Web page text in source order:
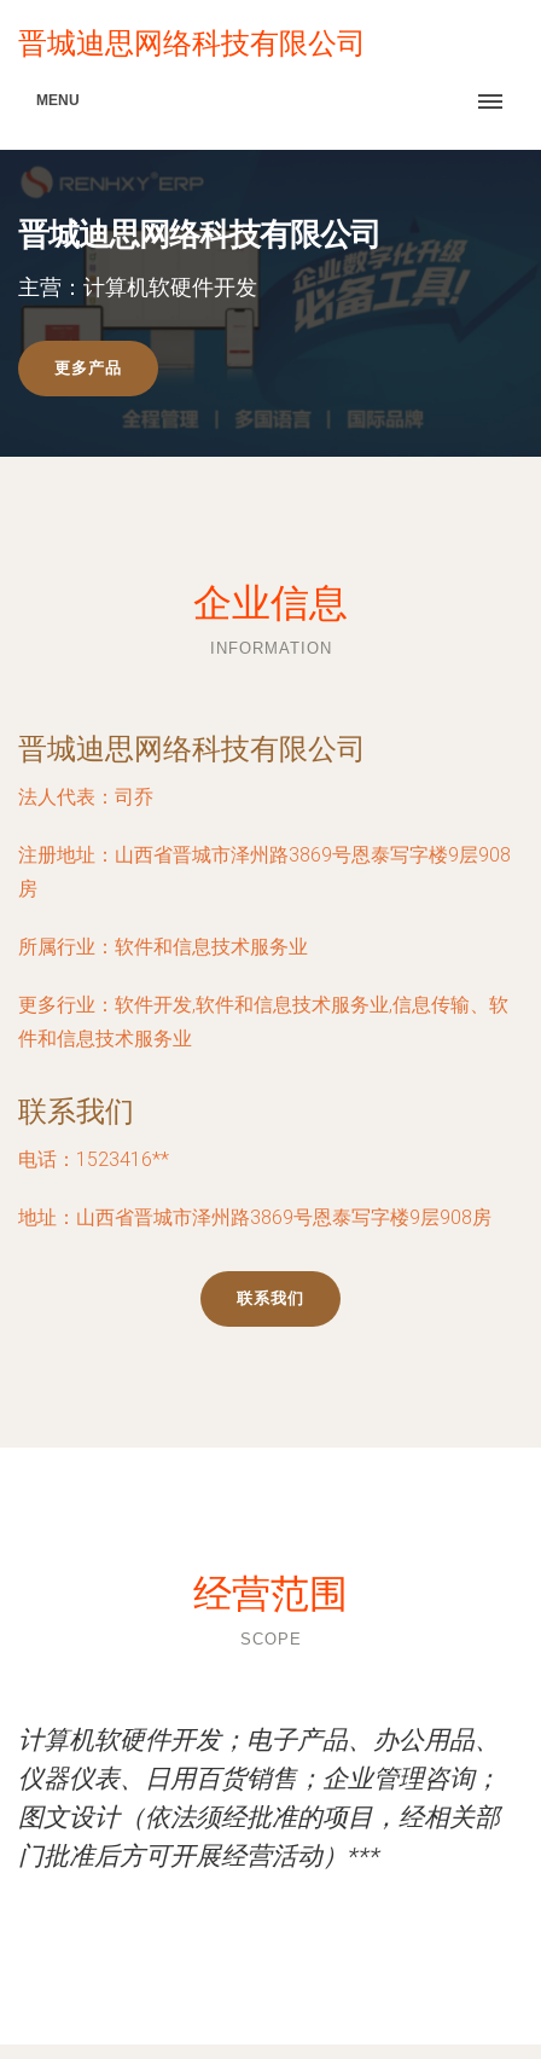
晋城迪思网络科技有限公司
MENU
晋城迪思网络科技有限公司
主营：计算机软硬件开发
更多产品
企业信息
INFORMATION
晋城迪思网络科技有限公司
法人代表： 司乔
注册地址： 山西省晋城市泽州路3869号恩泰写字楼9层908
房
所属行业： 软件和信息技术服务业
更多行业： 软件开发,软件和信息技术服务业,信息传输、软
件和信息技术服务业
联系我们
电话：1523416**
地址：山西省晋城市泽州路3869号恩泰写字楼9层908房
联系我们
经营范围
SCOPE
计算机软硬件开发；电子产品、办公用品、
仪器仪表、日用百货销售；企业管理咨询；
图文设计（依法须经批准的项目，经相关部
门批准后方可开展经营活动）***